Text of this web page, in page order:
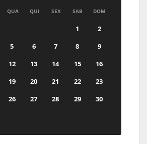
QUA QUI SEX SAB DOM
1
2
5 6 7 8
9
12 13 14 15
16
19 20 21 22
23
26 27 28 29
30